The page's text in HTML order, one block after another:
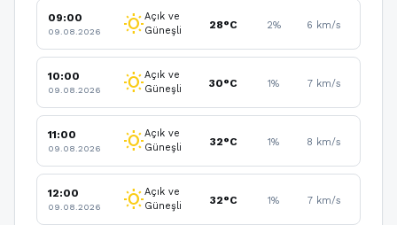
09:00
09.08.2026 wb_sunnyAçık ve
Güneşli
28°C 2% 6 km/s
10:00
09.08.2026 wb_sunnyAçık ve
Güneşli
30°C 1% 7 km/s
11:00
09.08.2026 wb_sunnyAçık ve
Güneşli
32°C 1% 8 km/s
12:00
09.08.2026 wb_sunnyAçık ve
Güneşli
32°C 1% 7 km/s